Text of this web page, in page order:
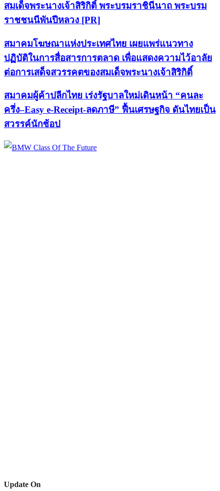
สมเด็จพระนางเจ้าสิริกิติ์ พระบรมราชินีนาถ พระบรม
ราชชนนีพันปีหลวง [PR]
สมาคมโฆษณาแห่งประเทศไทย เผยแพร่แนวทาง
ปฏิบัติในการสื่อสารการตลาด เพื่อแสดงความไว้อาลัย
ต่อการเสด็จสวรรคตของสมเด็จพระนางเจ้าสิริกิติ์
สมาคมผู้ค้าปลีกไทย เร่งรัฐบาลใหม่เดินหน้า “คนละ
ครึ่ง–Easy e-Receipt-ลดภาษี” ฟื้นเศรษฐกิจ ดันไทยเป็น
สวรรค์นักช้อป
Update On